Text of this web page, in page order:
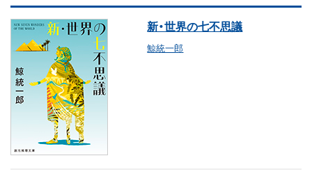
新・世界の七不思議
鯨統一郎